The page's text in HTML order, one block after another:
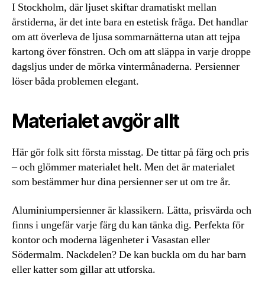
I Stockholm, där ljuset skiftar dramatiskt mellan
årstiderna, är det inte bara en estetisk fråga. Det handlar
om att överleva de ljusa sommarnätterna utan att tejpa
kartong över fönstren. Och om att släppa in varje droppe
dagsljus under de mörka vintermånaderna. Persienner
löser båda problemen elegant.
Materialet avgör allt
Här gör folk sitt första misstag. De tittar på färg och pris
– och glömmer materialet helt. Men det är materialet
som bestämmer hur dina persienner ser ut om tre år.
Aluminiumpersienner är klassikern. Lätta, prisvärda och
finns i ungefär varje färg du kan tänka dig. Perfekta för
kontor och moderna lägenheter i Vasastan eller
Södermalm. Nackdelen? De kan buckla om du har barn
eller katter som gillar att utforska.